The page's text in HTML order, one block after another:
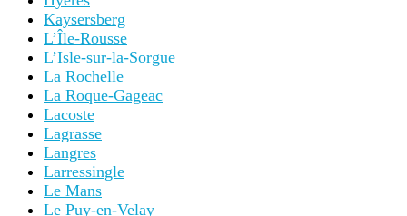
Kaysersberg
L’Île-Rousse
L’Isle-sur-la-Sorgue
La Rochelle
La Roque-Gageac
Lacoste
Lagrasse
Langres
Larressingle
Le Mans
Le Puy-en-Velay